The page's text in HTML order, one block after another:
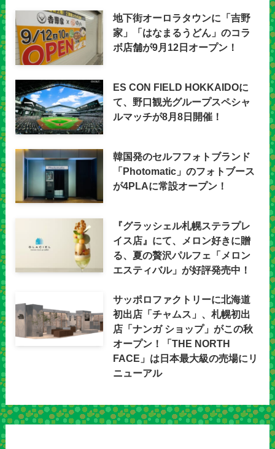
地下街オーロラタウンに「吉野
家」「はなまるうどん」のコラ
ボ店舗が9月12日オープン！
ES CON FIELD HOKKAIDOに
て、野口観光グループスペシャ
ルマッチが8月8日開催！
韓国発のセルフフォトブランド
「Photomatic」のフォトブース
が4PLAに常設オープン！
『グラッシェル札幌ステラプレ
イス店』にて、メロン好きに贈
る、夏の贅沢パルフェ「メロン
エスティバル」が好評発売中！
サッポロファクトリーに北海道
初出店「チャムス」、札幌初出
店「ナンガ ショップ」がこの秋
オープン！「THE NORTH
FACE」は日本最大級の売場にリ
ニューアル